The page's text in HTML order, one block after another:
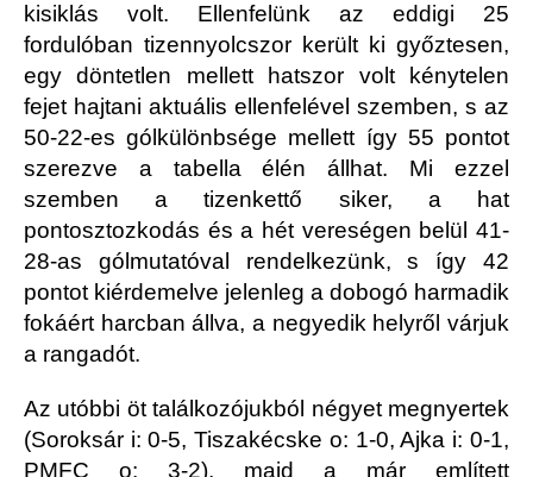
kisiklás volt. Ellenfelünk az eddigi 25
fordulóban tizennyolcszor került ki győztesen,
egy döntetlen mellett hatszor volt kénytelen
fejet hajtani aktuális ellenfelével szemben, s az
50-22-es gólkülönbsége mellett így 55 pontot
szerezve a tabella élén állhat. Mi ezzel
szemben a tizenkettő siker, a hat
pontosztozkodás és a hét vereségen belül 41-
28-as gólmutatóval rendelkezünk, s így 42
pontot kiérdemelve jelenleg a dobogó harmadik
fokáért harcban állva, a negyedik helyről várjuk
a rangadót.
Az utóbbi öt találkozójukból négyet megnyertek
(Soroksár i: 0-5, Tiszakécske o: 1-0, Ajka i: 0-1,
PMFC o: 3-2), majd a már említett